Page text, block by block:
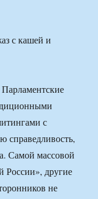
с
справедливость,
Самой массовой
России», другие
не